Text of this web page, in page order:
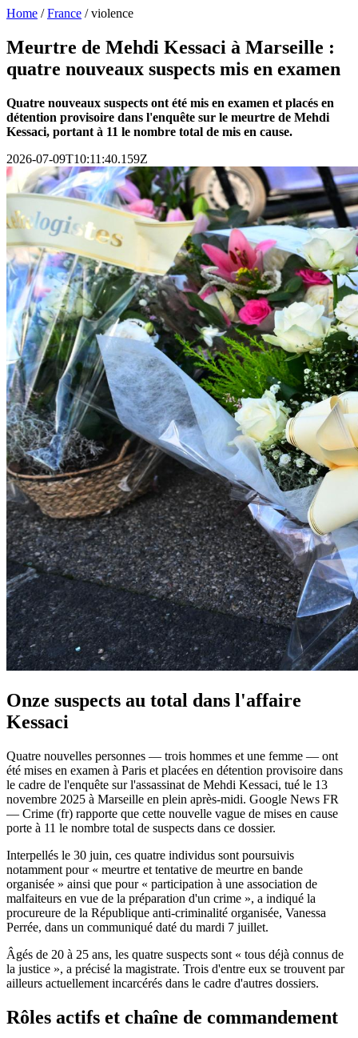
Home /France /violence
Meurtre de Mehdi Kessaci à Marseille :
quatre nouveaux suspects mis en examen
Quatre nouveaux suspects ont été mis en examen et placés en
détention provisoire dans l'enquête sur le meurtre de Mehdi
Kessaci, portant à 11 le nombre total de mis en cause.
2026-07-09T10:11:40.159Z
Onze suspects au total dans l'affaire
Kessaci
Quatre nouvelles personnes — trois hommes et une femme — ont
été mises en examen à Paris et placées en détention provisoire dans
le cadre de l'enquête sur l'assassinat de Mehdi Kessaci, tué le 13
novembre 2025 à Marseille en plein après-midi. Google News FR
— Crime (fr) rapporte que cette nouvelle vague de mises en cause
porte à 11 le nombre total de suspects dans ce dossier.
Interpellés le 30 juin, ces quatre individus sont poursuivis
notamment pour « meurtre et tentative de meurtre en bande
organisée » ainsi que pour « participation à une association de
malfaiteurs en vue de la préparation d'un crime », a indiqué la
procureure de la République anti-criminalité organisée, Vanessa
Perrée, dans un communiqué daté du mardi 7 juillet.
Âgés de 20 à 25 ans, les quatre suspects sont « tous déjà connus de
la justice », a précisé la magistrate. Trois d'entre eux se trouvent par
ailleurs actuellement incarcérés dans le cadre d'autres dossiers.
Rôles actifs et chaîne de commandement